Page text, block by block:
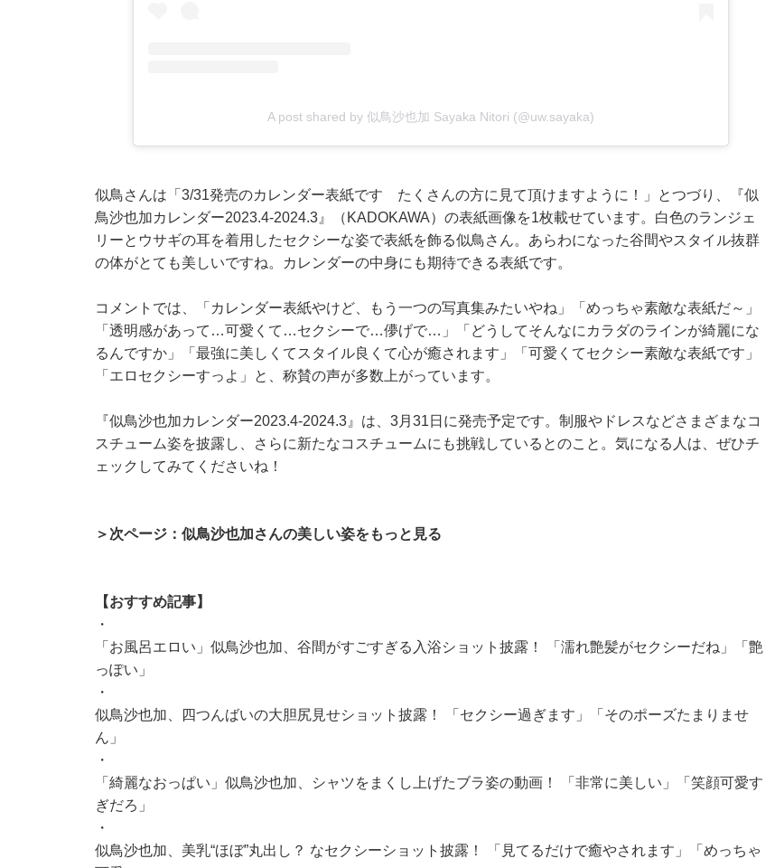
A post shared by 似鳥沙也加 Sayaka Nitori (@uw.sayaka)
似鳥さんは「3/31発売のカレンダー表紙です たくさんの方に見て頂けますように！」とつづり、『似
鳥沙也加カレンダー2023.4-2024.3』（KADOKAWA）の表紙画像を1枚載せています。白色のランジェ
リーとウサギの耳を着用したセクシーな姿で表紙を飾る似鳥さん。あらわになった谷間やスタイル抜群
の体がとても美しいですね。カレンダーの中身にも期待できる表紙です。
コメントでは、「カレンダー表紙やけど、もう一つの写真集みたいやね」「めっちゃ素敵な表紙だ～」
「透明感があって…可愛くて…セクシーで…儚げで…」「どうしてそんなにカラダのラインが綺麗にな
るんですか」「最強に美しくてスタイル良くて心が癒されます」「可愛くてセクシー素敵な表紙です」
「エロセクシーすっよ」と、称賛の声が多数上がっています。
『似鳥沙也加カレンダー2023.4-2024.3』は、3月31日に発売予定です。制服やドレスなどさまざまなコ
スチューム姿を披露し、さらに新たなコスチュームにも挑戦しているとのこと。気になる人は、ぜひチ
ェックしてみてくださいね！
＞次ページ：似鳥沙也加さんの美しい姿をもっと見る
【おすすめ記事】
・
「お風呂エロい」似鳥沙也加、谷間がすごすぎる入浴ショット披露！ 「濡れ艶髪がセクシーだね」「艶
っぽい」
・
似鳥沙也加、四つんばいの大胆尻見せショット披露！ 「セクシー過ぎます」「そのポーズたまりませ
ん」
・
「綺麗なおっぱい」似鳥沙也加、シャツをまくし上げたブラ姿の動画！ 「非常に美しい」「笑顔可愛す
ぎだろ」
・
似鳥沙也加、美乳“ほぼ”丸出し？ なセクシーショット披露！ 「見てるだけで癒やされます」「めっちゃ